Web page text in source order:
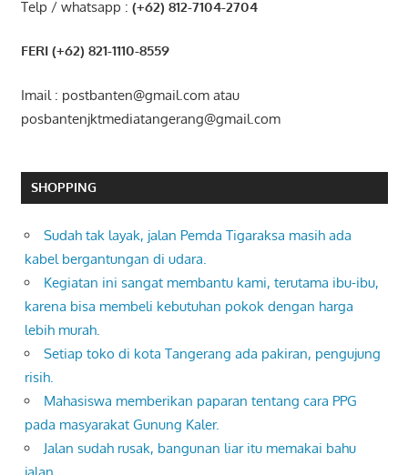
Telp / whatsapp : (+62) 812-7104-2704
FERI (+62) 821-1110-8559
Imail : postbanten@gmail.com atau
posbantenjktmediatangerang@gmail.com
SHOPPING
Sudah tak layak, jalan Pemda Tigaraksa masih ada
kabel bergantungan di udara.
Kegiatan ini sangat membantu kami, terutama ibu-ibu,
karena bisa membeli kebutuhan pokok dengan harga
lebih murah.
Setiap toko di kota Tangerang ada pakiran, pengujung
risih.
Mahasiswa memberikan paparan tentang cara PPG
pada masyarakat Gunung Kaler.
Jalan sudah rusak, bangunan liar itu memakai bahu